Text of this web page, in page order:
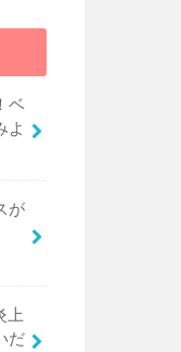
ベ
よ
が
上
だ